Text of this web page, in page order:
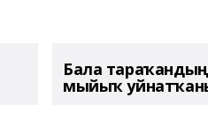
Бала тараҡандың
мыйыҡ